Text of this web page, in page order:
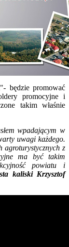
będzie promować
promocyjne i
takim właśnie
wpadającym w
uwagi każdego.
agroturystycznych z
ma być takim
powiatu i
kaliski Krzysztof